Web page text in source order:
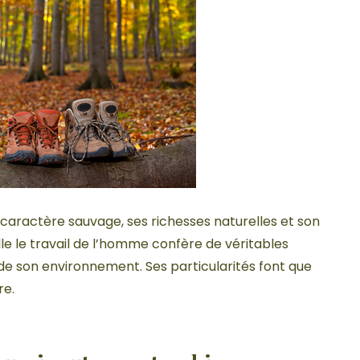
sauvage, ses richesses naturelles et son
le travail de l’homme confère de véritables
son environnement. Ses particularités font que